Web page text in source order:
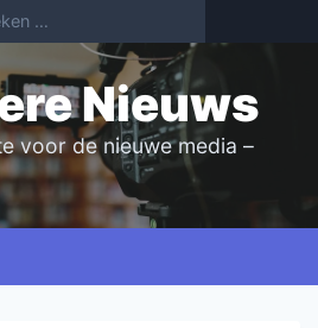
Nieuws
voor de nieuwe media –